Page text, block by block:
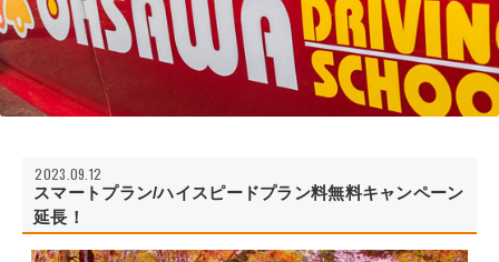
2023.09.12
スマートプラン/ハイスピードプラン料無料キャンペーン
延長！